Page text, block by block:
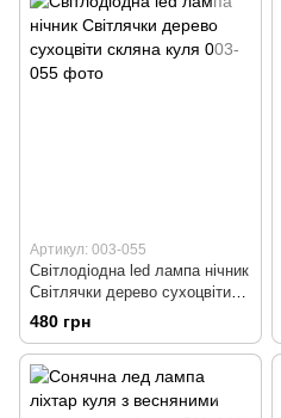
Артикул: 003-055
Світлодіодна led лампа нічник
Світлячки дерево сухоцвіти
скляна куля
480 грн